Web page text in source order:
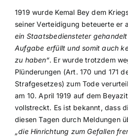
1919 wurde Kemal Bey dem
seiner Verteidigung beteuerte er
ein Staatsbediensteter
Aufgabe erfüllt und somit auch
zu haben“. Er wurde trotzdem
Plünderungen (Art. 170 und 171
Strafgesetzes) zum Tode
am 10. April 1919 auf dem
vollstreckt. Es ist bekannt, dass
diesen Tagen durch Meldungen
„die Hinrichtung zum Gefallen